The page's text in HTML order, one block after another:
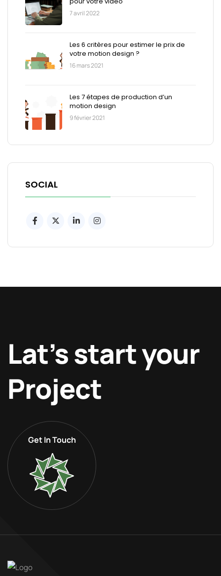
7 avril 2022
Les 6 critères pour estimer le prix de
votre motion design ?
16 mars 2021
Les 7 étapes de production d’un
motion design
9 février 2021
SOCIAL
Lat’s start your
Project
Get In Touch